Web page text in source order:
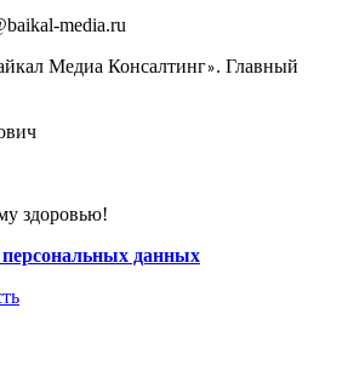
media.ru
Медиа Консалтинг». Главный
здоровью!
данных